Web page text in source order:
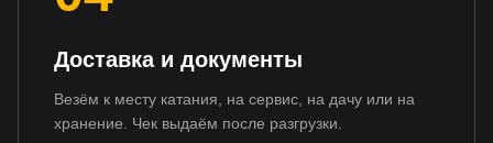
Доставка и документы
Везём к месту катания, на сервис, на дачу или на
хранение. Чек выдаём после разгрузки.